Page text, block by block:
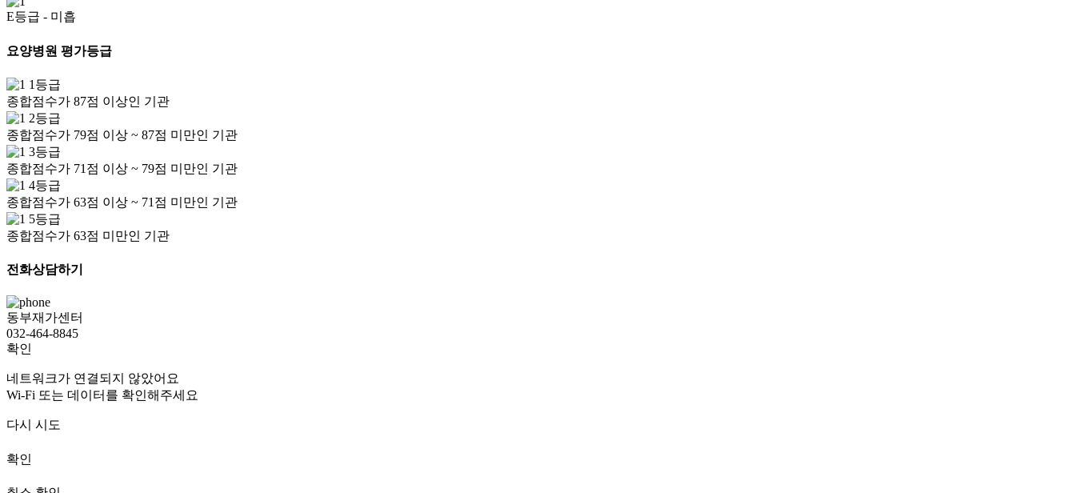
E등급 - 미흡
요양병원 평가등급
1등급
종합점수가 87점 이상인 기관
2등급
종합점수가 79점 이상 ~ 87점 미만인 기관
3등급
종합점수가 71점 이상 ~ 79점 미만인 기관
4등급
종합점수가 63점 이상 ~ 71점 미만인 기관
5등급
종합점수가 63점 미만인 기관
전화상담하기
동부재가센터
032-464-8845
확인
네트워크가 연결되지 않았어요
Wi-Fi 또는 데이터를 확인해주세요
다시 시도
확인